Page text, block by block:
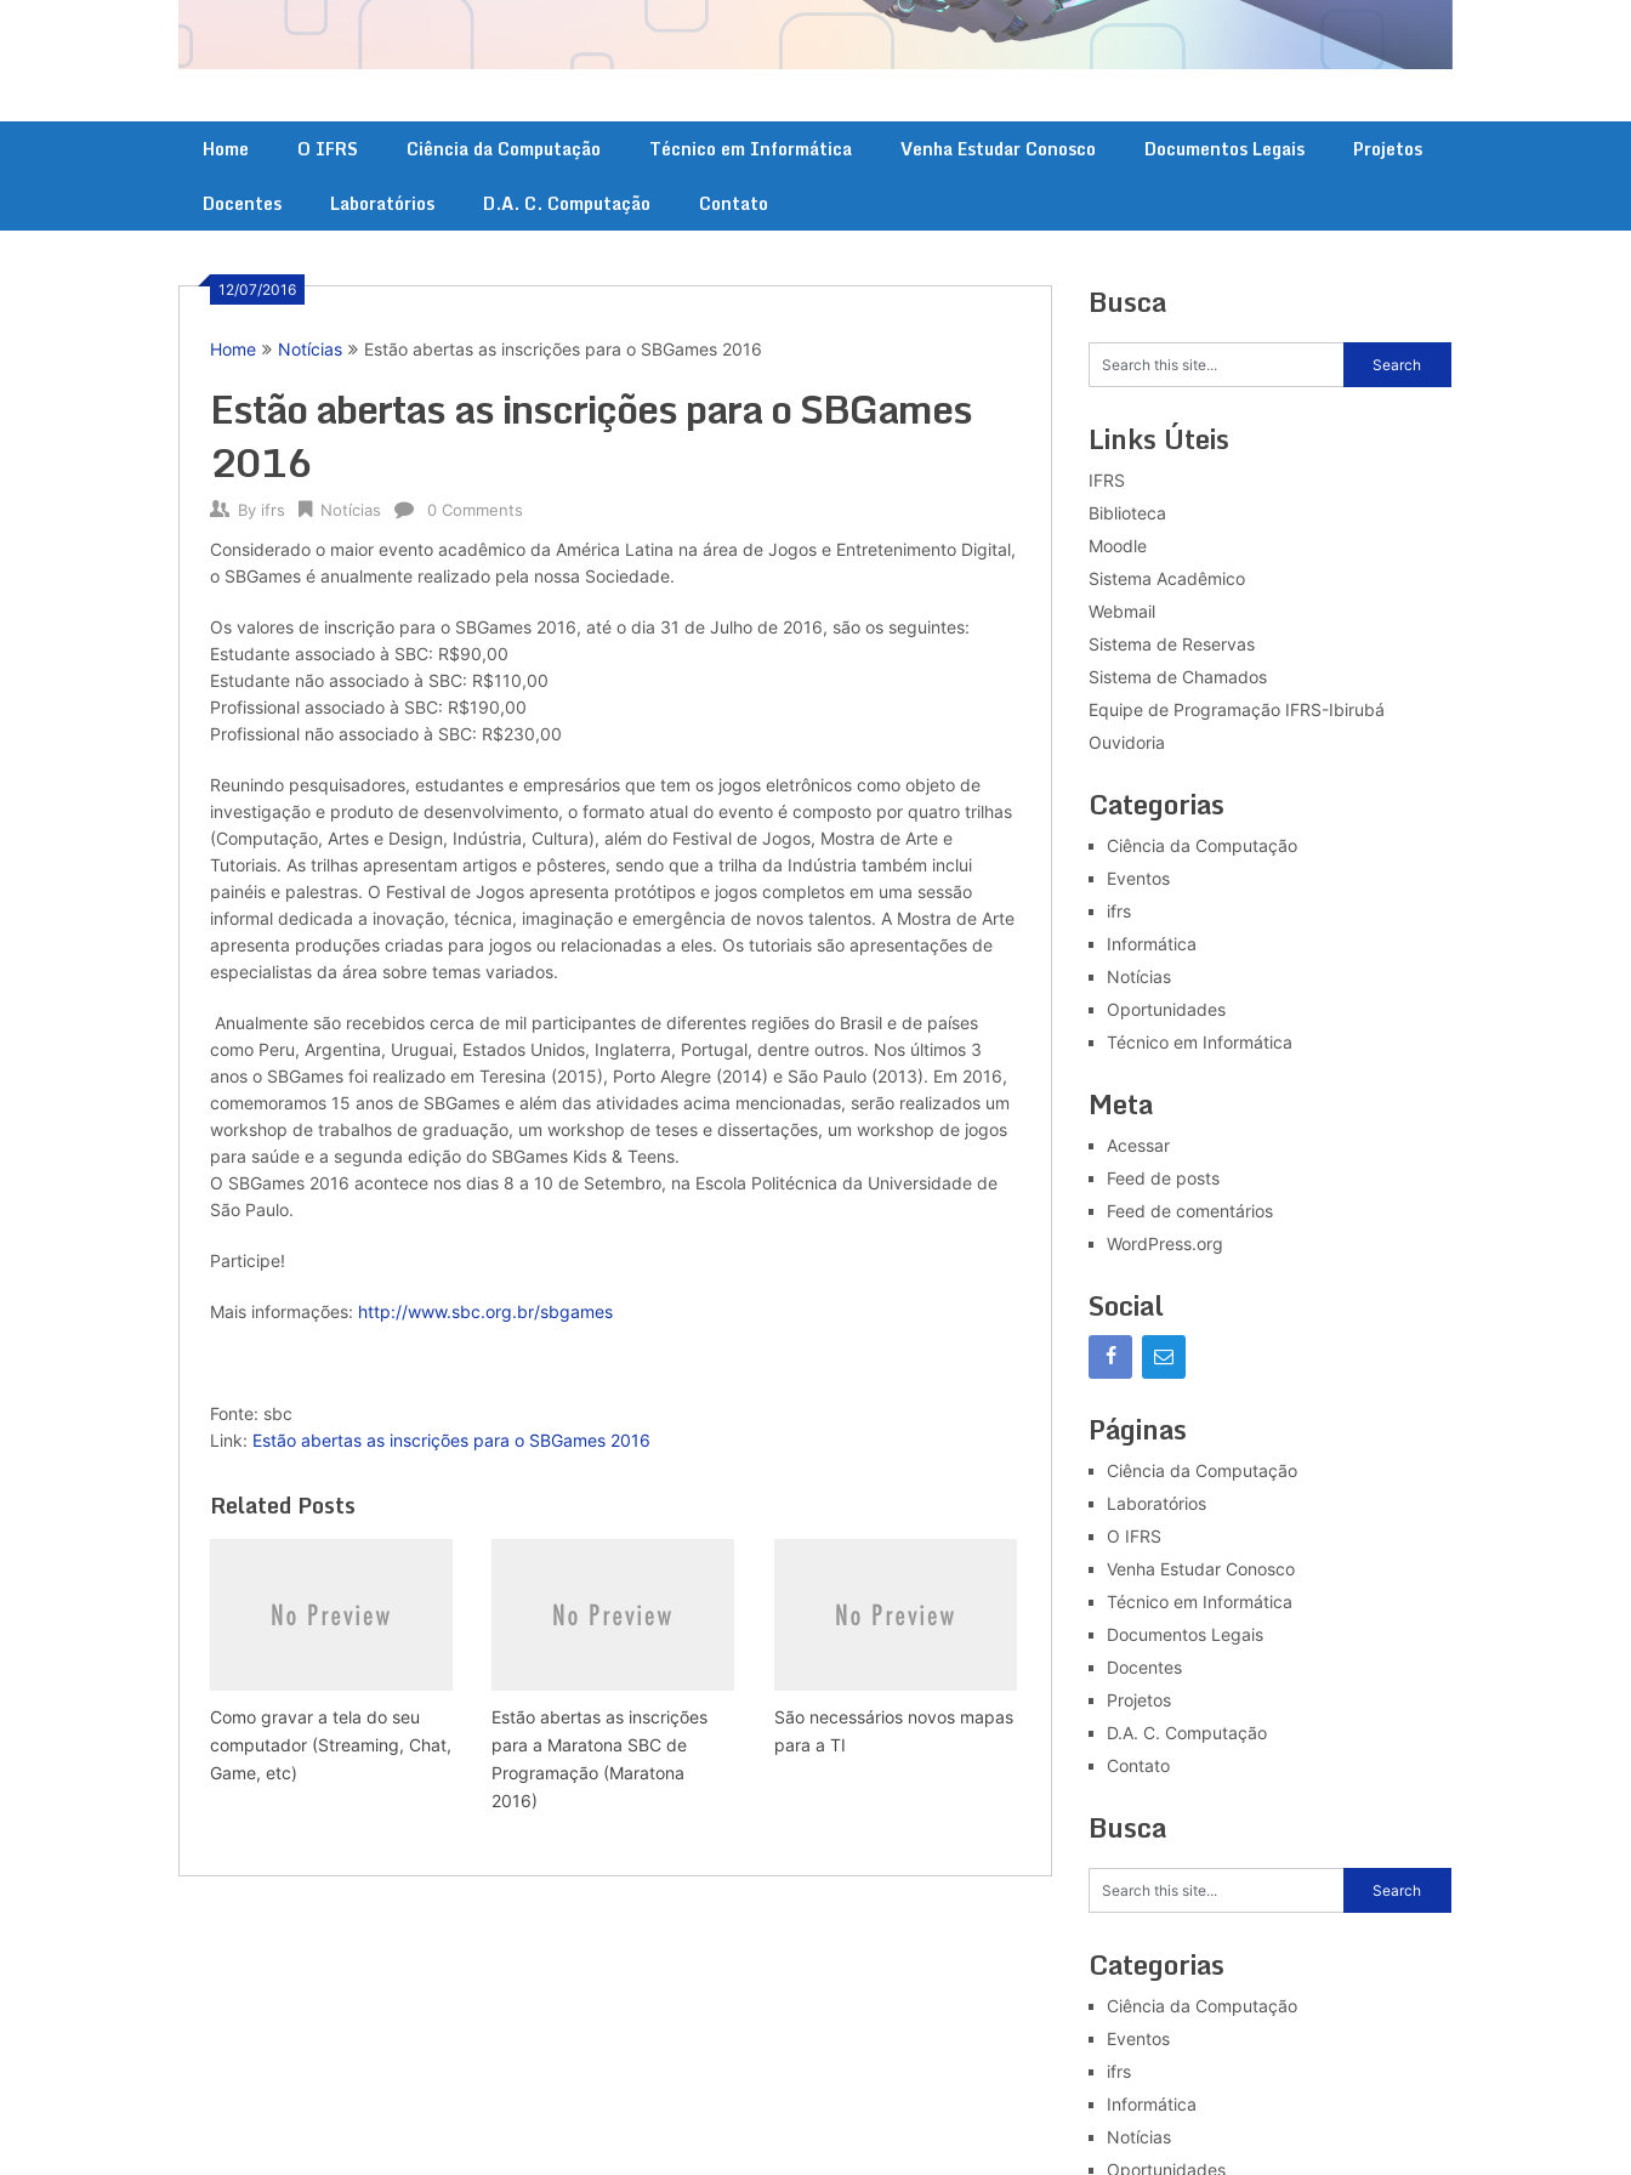
Home O IFRS Ciência da Computação Técnico em Informática Venha Estudar Conosco Documentos Legais
Projetos
Docentes
Laboratórios D.A. C. Computação Contato
12/07/2016
Home Notícias Estão abertas as inscrições para o SBGames 2016
Estão abertas as inscrições para o SBGames
2016
By ifrs Notícias 0 Comments
Considerado o maior evento acadêmico da América Latina na área de Jogos e Entretenimento Digital,
o SBGames é anualmente realizado pela nossa Sociedade.
Os valores de inscrição para o SBGames 2016, até o dia 31 de Julho de 2016, são os seguintes:
Estudante associado à SBC: R$90,00
Estudante não associado à SBC: R$110,00
Profissional associado à SBC: R$190,00
Profissional não associado à SBC: R$230,00
Reunindo pesquisadores, estudantes e empresários que tem os jogos eletrônicos como objeto de
investigação e produto de desenvolvimento, o formato atual do evento é composto por quatro trilhas
(Computação, Artes e Design, Indústria, Cultura), além do Festival de Jogos, Mostra de Arte e
Tutoriais. As trilhas apresentam artigos e pôsteres, sendo que a trilha da Indústria também inclui
painéis e palestras. O Festival de Jogos apresenta protótipos e jogos completos em uma sessão
informal dedicada a inovação, técnica, imaginação e emergência de novos talentos. A Mostra de Arte
apresenta produções criadas para jogos ou relacionadas a eles. Os tutoriais são apresentações de
especialistas da área sobre temas variados.
Anualmente são recebidos cerca de mil participantes de diferentes regiões do Brasil e de países
como Peru, Argentina, Uruguai, Estados Unidos, Inglaterra, Portugal, dentre outros. Nos últimos 3
anos o SBGames foi realizado em Teresina (2015), Porto Alegre (2014) e São Paulo (2013). Em 2016,
comemoramos 15 anos de SBGames e além das atividades acima mencionadas, serão realizados um
workshop de trabalhos de graduação, um workshop de teses e dissertações, um workshop de jogos
para saúde e a segunda edição do SBGames Kids & Teens.
O SBGames 2016 acontece nos dias 8 a 10 de Setembro, na Escola Politécnica da Universidade de
São Paulo.
Participe!
Mais informações: http://www.sbc.org.br/sbgames
Fonte: sbc
Link: Estão abertas as inscrições para o SBGames 2016
Related Posts
Como gravar a tela do seu
computador (Streaming, Chat,
Game, etc)
Estão abertas as inscrições
para a Maratona SBC de
Programação (Maratona
2016)
São necessários novos mapas
para a TI
Busca
Links Úteis
IFRS
Biblioteca
Moodle
Sistema Acadêmico
Webmail
Sistema de Reservas
Sistema de Chamados
Equipe de Programação IFRS-Ibirubá
Ouvidoria
Categorias
Ciência da Computação
Eventos
ifrs
Informática
Notícias
Oportunidades
Técnico em Informática
Meta
Acessar
Feed de posts
Feed de comentários
WordPress.org
Social
Páginas
Ciência da Computação
Laboratórios
O IFRS
Venha Estudar Conosco
Técnico em Informática
Documentos Legais
Docentes
Projetos
D.A. C. Computação
Contato
Busca
Categorias
Ciência da Computação
Eventos
ifrs
Informática
Notícias
Oportunidades